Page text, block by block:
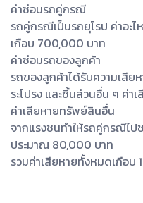
ค่าซ่อมรถคู่กรณี
รถคู่กรณีเป็นรถยุโรป ค่าอะ
เกือบ 700,000 บาท
ค่าซ่อมรถของลูกค้า
รถของลูกค้าได้รับความเสี
ระโปรง และชิ้นส่วนอื่น ๆ ค่
ค่าเสียหายทรัพย์สินอื่น
จากแรงชนทำให้รถคู่กรณีไป
ประมาณ 80,000 บาท
รวมค่าเสียหายทั้งหมดเกือบ